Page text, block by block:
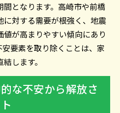
となります。高崎市や前橋
対する需要が根強く、地震
が高まりやすい傾向にあり
要素を取り除くことは、家
します。
な不安から解放さ